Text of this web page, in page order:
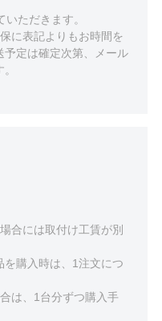
ただきます。
に表記よりもお時間を
予定は確定次第、メール
合には取付け工賃が別
を購入時は、1注文につ
は、1台分ずつ購入手